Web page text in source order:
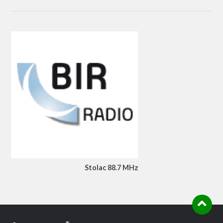
Stolac 88.7 MHz